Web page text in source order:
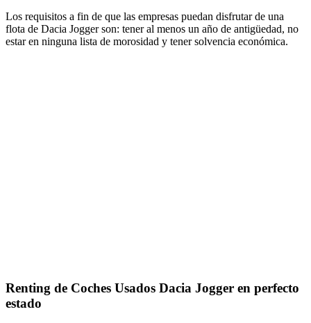
Los requisitos a fin de que las empresas puedan disfrutar de una
flota de Dacia Jogger son: tener al menos un año de antigüedad, no
estar en ninguna lista de morosidad y tener solvencia económica.
Renting de Coches Usados Dacia Jogger en perfecto
estado